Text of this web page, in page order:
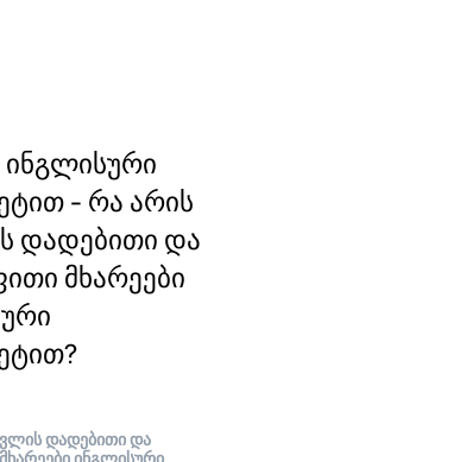
- რა არის
დადებითი და
მხარეები
დადებითი და